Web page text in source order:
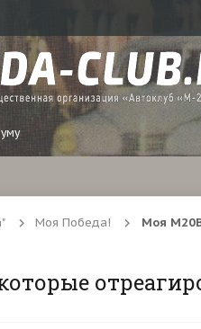
Моя Победа! Моя